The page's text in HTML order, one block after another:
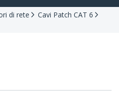
di rete
Cavi Patch CAT 6